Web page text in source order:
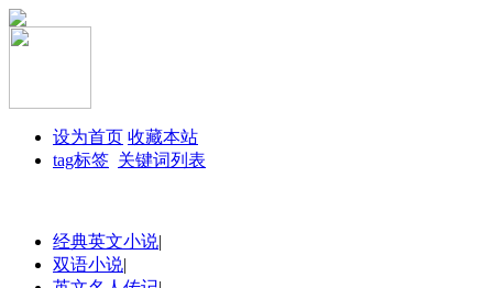
设为首页 收藏本站
tag标签 关键词列表
经典英文小说|
双语小说|